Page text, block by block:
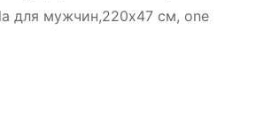
для мужчин,220х47 см, one